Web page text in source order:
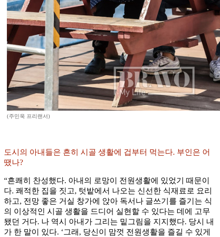
(주민욱 프리랜서)
도시의 아내들은 흔히 시골 생활에 겁부터 먹는다. 부인은 어
땠나?
“흔쾌히 찬성했다. 아내의 로망이 전원생활에 있었기 때문이
다. 쾌적한 집을 짓고, 텃밭에서 나오는 신선한 식재료로 요리
하고, 전망 좋은 거실 창가에 앉아 독서나 글쓰기를 즐기는 식
의 이상적인 시골 생활을 드디어 실현할 수 있다는 데에 고무
됐던 거다. 나 역시 아내가 그리는 밑그림을 지지했다. 당시 내
가 한 말이 있다. ‘그래, 당신이 맘껏 전원생활을 즐길 수 있게